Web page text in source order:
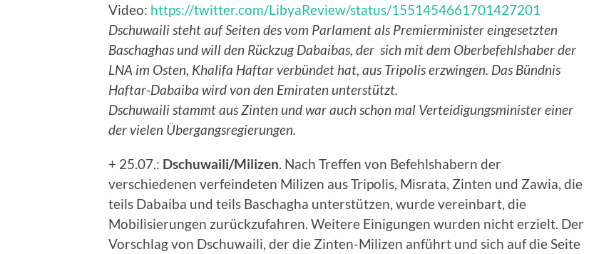
Video: https://twitter.com/LibyaReview/status/1551454661701427201
Dschuwaili steht auf Seiten des vom Parlament als Premierminister eingesetzten
Baschaghas und will den Rückzug Dabaibas, der sich mit dem Oberbefehlshaber der
LNA im Osten, Khalifa Haftar verbündet hat, aus Tripolis erzwingen. Das Bündnis
Haftar-Dabaiba wird von den Emiraten unterstützt.
Dschuwaili stammt aus Zinten und war auch schon mal Verteidigungsminister einer
der vielen Übergangsregierungen.
+ 25.07.: Dschuwaili/Milizen . Nach Treffen von Befehlshabern der
verschiedenen verfeindeten Milizen aus Tripolis, Misrata, Zinten und Zawia, die
teils Dabaiba und teils Baschagha unterstützen, wurde vereinbart, die
Mobilisierungen zurückzufahren. Weitere Einigungen wurden nicht erzielt. Der
Vorschlag von Dschuwaili, der die Zinten-Milizen anführt und sich auf die Seite